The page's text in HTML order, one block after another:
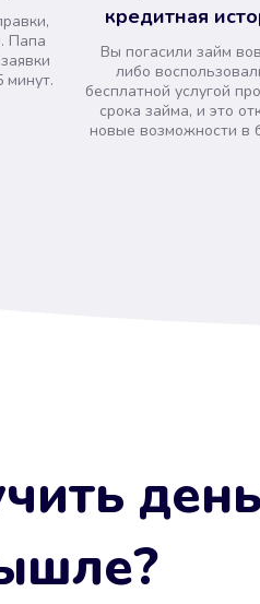
Папа
минут.
кредитная
Вы погасили займ
либо
бесплатной услугой
срока займа, и это
новые возможности в
?